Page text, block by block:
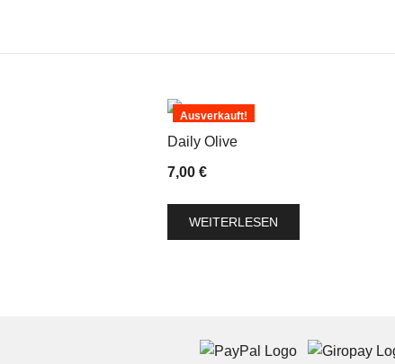
Ausverkauft!
Daily Olive
7,00 €
WEITERLESEN